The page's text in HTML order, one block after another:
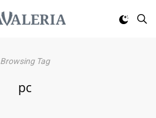
Browsing Tag
pc